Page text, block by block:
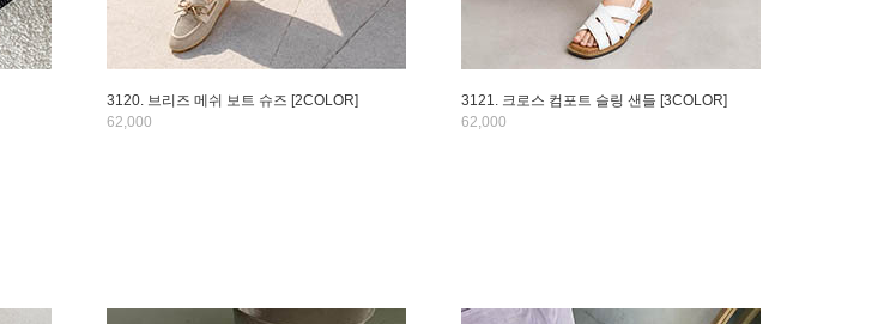
3120. 브리즈 메쉬 보트 슈즈 [2COLOR]
62,000
3121. 크로스 컴포트 슬링 샌들 [3COLOR]
62,000